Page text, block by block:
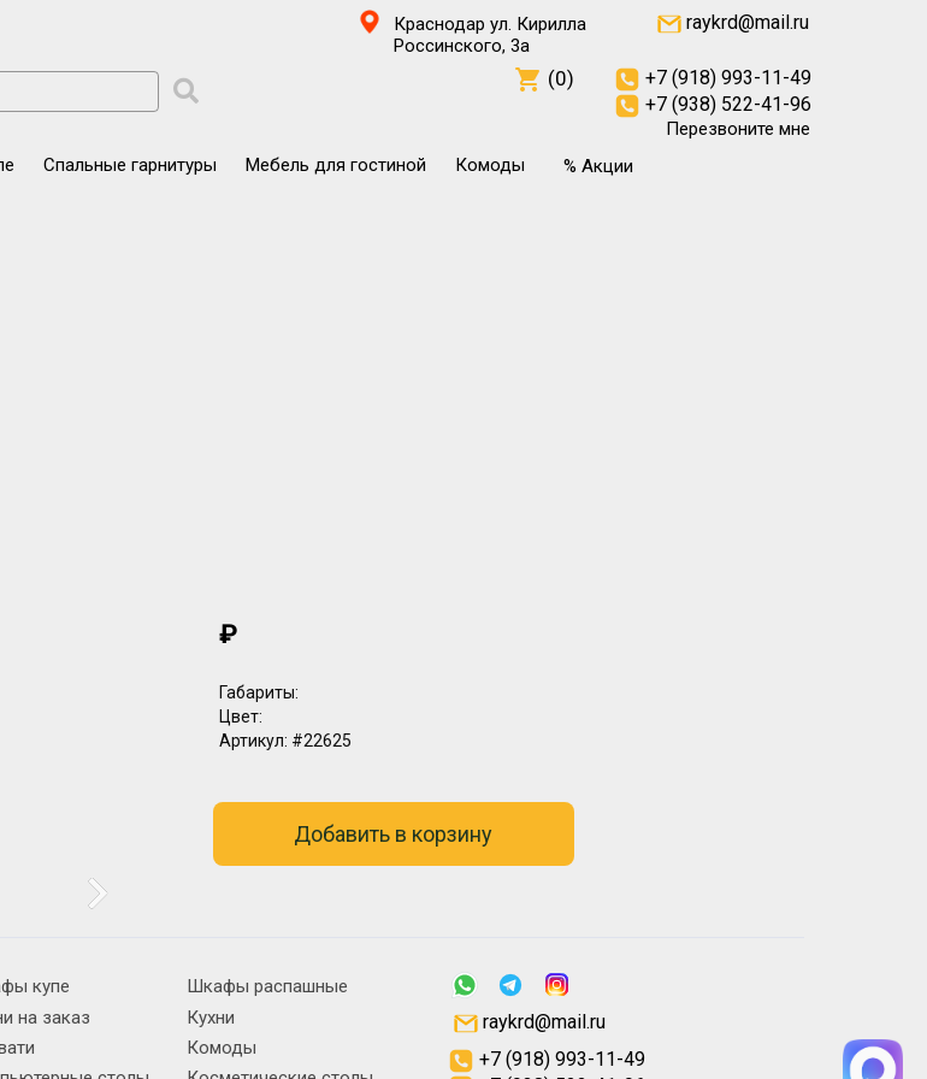
Краснодар ул. Кирилла
Россинского, 3а
raykrd@mail.ru
Перезвоните мне
Спальные гарнитуры Мебель для гостиной Комоды % Акции
(0)
+7 (918) 993-11-49
+7 (938) 522-41-96
₽
Габариты:
Цвет:
Артикул: #22625
Добавить в корзину
купе
Шкафы распашные
на заказ
Кухни
Комоды
+7 (918) 993-11-49
raykrd@mail.ru